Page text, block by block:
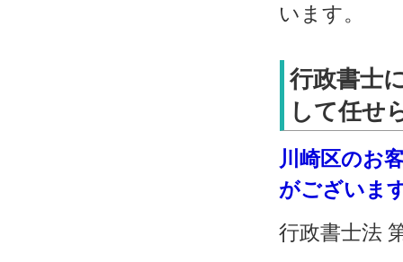
います。
行政書士
して任せ
川崎区のお
がございま
行政書士法